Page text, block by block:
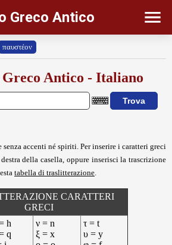
Greco Antico
παυστέον
Antico - Italiano
senza accenti né spiriti. Per inserire i caratteri greci
della casella, oppure inserisci la trascrizione
tabella di traslitterazione
CARATTERI
GRECI
h
q
ν = n
ξ = x
τ = t
υ = y